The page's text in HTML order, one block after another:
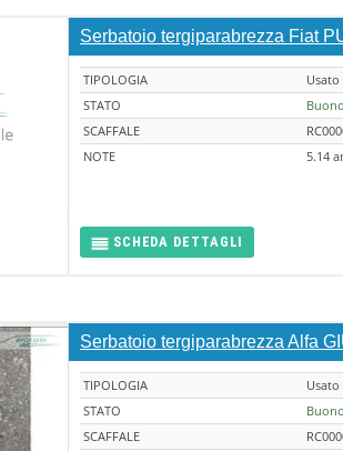
Serbatoio tergiparabrezza Fiat
TIPOLOGIA
Usato
STATO
Buono
SCAFFALE
NOTE
5.14
SCHEDA DETTAGLI
Serbatoio tergiparabrezza Alfa
TIPOLOGIA
Usato
STATO
Buono
SCAFFALE